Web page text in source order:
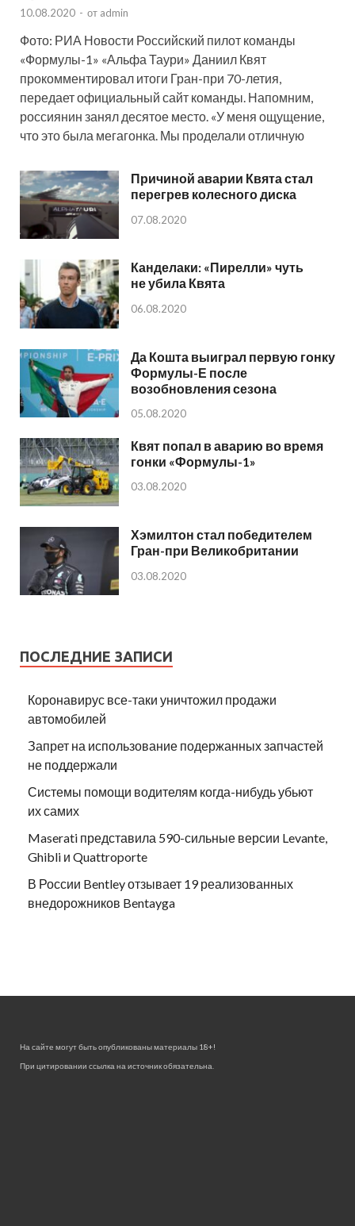
10.08.2020 - от admin
Фото: РИА Новости Российский пилот команды
«Формулы-1» «Альфа Таури» Даниил Квят
прокомментировал итоги Гран-при 70-летия,
передает официальный сайт команды. Напомним,
россиянин занял десятое место. «У меня ощущение,
что это была мегагонка. Мы проделали отличную
Причиной аварии Квята стал
перегрев колесного диска
07.08.2020
Канделаки: «Пирелли» чуть
не убила Квята
06.08.2020
Да Кошта выиграл первую гонку
Формулы-Е после
возобновления сезона
05.08.2020
Квят попал в аварию во время
гонки «Формулы-1»
03.08.2020
Хэмилтон стал победителем
Гран-при Великобритании
03.08.2020
ПОСЛЕДНИЕ ЗАПИСИ
Коронавирус все-таки уничтожил продажи
автомобилей
Запрет на использование подержанных запчастей
не поддержали
Системы помощи водителям когда-нибудь убьют
их самих
Maserati представила 590-сильные версии Levante,
Ghibli и Quattroporte
В России Bentley отзывает 19 реализованных
внедорожников Bentayga
На сайте могут быть опубликованы материалы 18+!
При цитировании ссылка на источник обязательна.